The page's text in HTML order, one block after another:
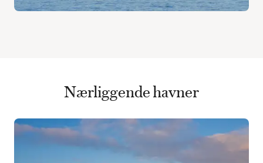
Nærliggende havner